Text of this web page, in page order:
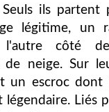
Seuls ils partent
légitime, un
côté
de neige. Sur
un escroc dont
légendaire. Liés